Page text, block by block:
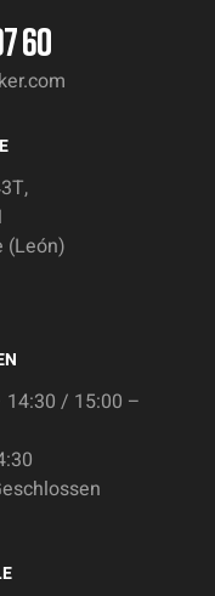
60
(León)
/ 15:00 –